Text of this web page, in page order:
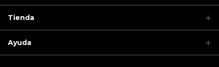
Tienda
Ayuda